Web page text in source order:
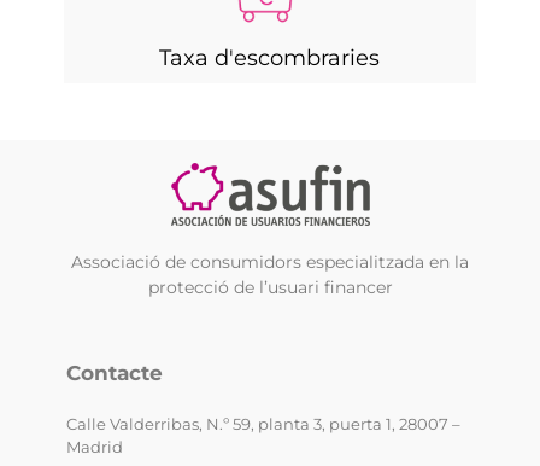
Taxa d'escombraries
Associació de consumidors especialitzada en la
protecció de l’usuari financer
Contacte
Calle Valderribas, N.º 59, planta 3, puerta 1, 28007 –
Madrid